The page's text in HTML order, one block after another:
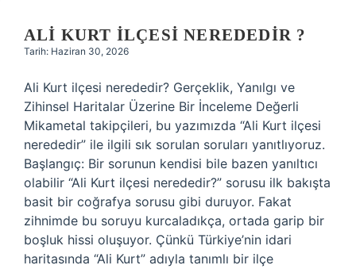
ALI KURT ILÇESI NEREDEDIR ?
Tarih: Haziran 30, 2026
Ali Kurt ilçesi nerededir? Gerçeklik, Yanılgı ve
Zihinsel Haritalar Üzerine Bir İnceleme Değerli
Mikametal takipçileri, bu yazımızda “Ali Kurt ilçesi
nerededir” ile ilgili sık sorulan soruları yanıtlıyoruz.
Başlangıç: Bir sorunun kendisi bile bazen yanıltıcı
olabilir “Ali Kurt ilçesi nerededir?” sorusu ilk bakışta
basit bir coğrafya sorusu gibi duruyor. Fakat
zihnimde bu soruyu kurcaladıkça, ortada garip bir
boşluk hissi oluşuyor. Çünkü Türkiye’nin idari
haritasında “Ali Kurt” adıyla tanımlı bir ilçe